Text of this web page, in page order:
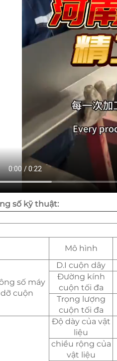
số kỹ thuật:
Mô hình
số máy
dỡ cuộn
D.I cuộn dây
Đường kính
cuộn tối đa
Trọng lượng
cuộn tối đa
Độ dày của vật
liệu
chiều rộng của
vật liệu